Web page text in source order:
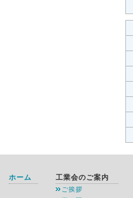
ホーム 工業会のご案内
ご挨拶